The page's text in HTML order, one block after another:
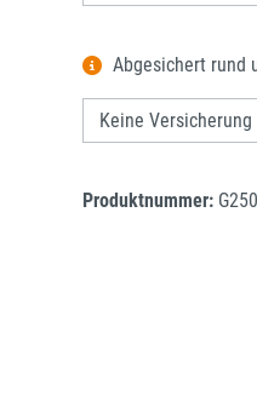
Abgesichert rund
Produktnummer: